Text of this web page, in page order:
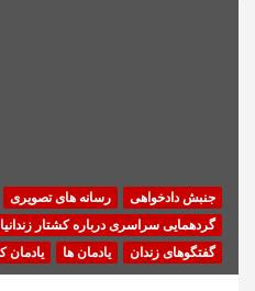
جنبش دادخواهی رسانه های تصویری
گردهمایی سراسری درباره کشتار
گفتگوهای زندان
یادمان ها